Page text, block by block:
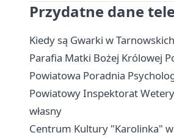
Przydatne dane
Kiedy są Gwarki w
Parafia Matki Bożej Królowej
Powiatowa Poradnia
Powiatowy Inspektorat
własny
Centrum Kultury "Karolinka"